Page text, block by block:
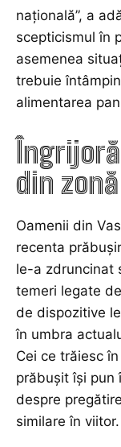
națională”, a
scepticismul în
asemenea
trebuie
alimentarea
din zonă
Oamenii din
recenta
le-a zdruncinat
temeri legate
de dispozitive
în umbra
Cei ce trăiesc
prăbușit își pun
despre
similare în viitor.